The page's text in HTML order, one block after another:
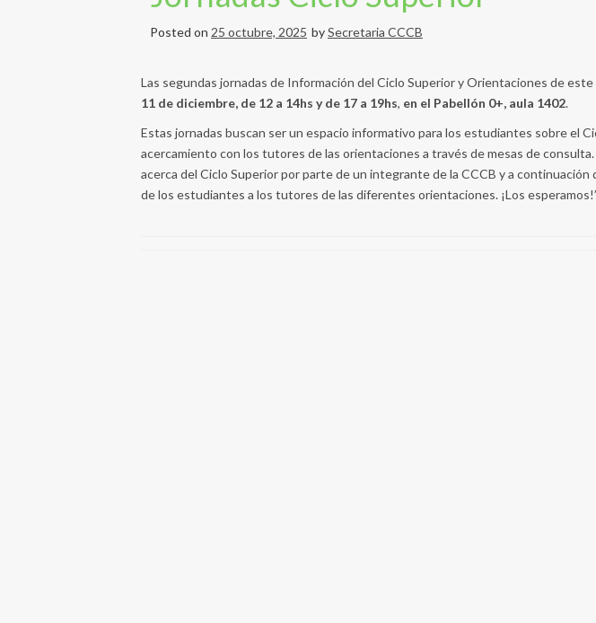
Posted on 25 octubre, 2025 bySecretaria CCCB
Las segundas jornadas de Información del Ciclo Superior y Orientaciones de este
11 de diciembre, de 12 a 14hs y de 17 a 19hs, en el Pabellón 0+, aula 1402.
Estas jornadas buscan ser un espacio informativo para los estudiantes sobre el
acercamiento con los tutores de las orientaciones a través de mesas de
acerca del Ciclo Superior por parte de un integrante de la CCCB y a continuación
de los estudiantes a los tutores de las diferentes orientaciones. ¡Los